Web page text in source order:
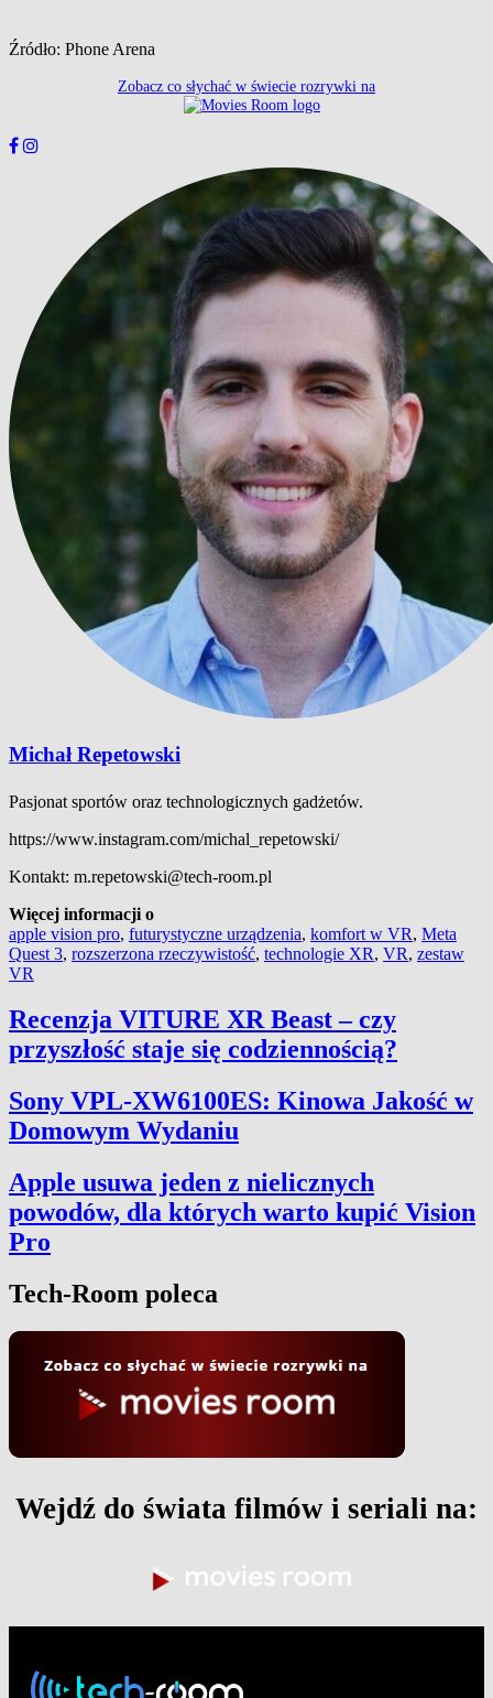
Źródło: Phone Arena
Zobacz co słychać w świecie rozrywki na
Michał Repetowski
Pasjonat sportów oraz technologicznych gadżetów.
https://www.instagram.com/michal_repetowski/
Kontakt: m.repetowski@tech-room.pl
Więcej informacji o
apple vision pro, futurystyczne urządzenia, komfort w VR, Meta
Quest 3, rozszerzona rzeczywistość, technologie XR, VR, zestaw
VR
Recenzja VITURE XR Beast – czy
przyszłość staje się codziennością?
Sony VPL-XW6100ES: Kinowa Jakość w
Domowym Wydaniu
Apple usuwa jeden z nielicznych
powodów, dla których warto kupić Vision
Pro
Tech-Room poleca
Wejdź do świata filmów i seriali na: